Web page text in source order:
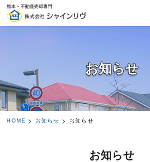
お知らせ
HOME お知らせ お知らせ
お知らせ